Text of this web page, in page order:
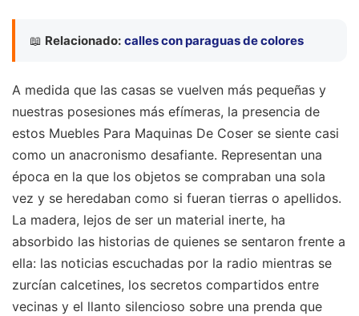
📖 Relacionado: calles con paraguas de colores
A medida que las casas se vuelven más pequeñas y
nuestras posesiones más efímeras, la presencia de
estos Muebles Para Maquinas De Coser se siente casi
como un anacronismo desafiante. Representan una
época en la que los objetos se compraban una sola
vez y se heredaban como si fueran tierras o apellidos.
La madera, lejos de ser un material inerte, ha
absorbido las historias de quienes se sentaron frente a
ella: las noticias escuchadas por la radio mientras se
zurcían calcetines, los secretos compartidos entre
vecinas y el llanto silencioso sobre una prenda que